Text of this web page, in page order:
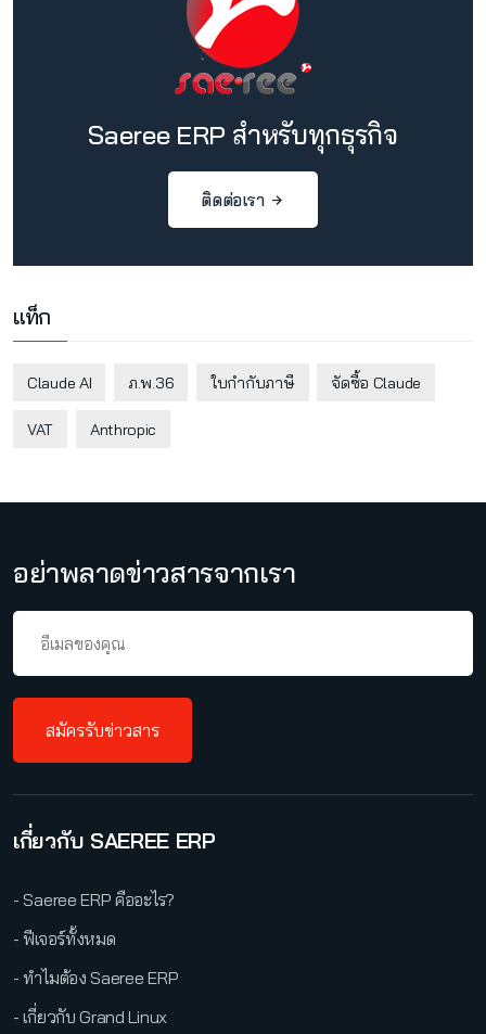
Saeree ERP สำหรับทุกธุรกิจ
ติดต่อเรา
แท็ก
Claude AI ภ.พ.36 ใบกำกับภาษี จัดซื้อ Claude
VAT Anthropic
อย่าพลาดข่าวสารจากเรา
สมัครรับข่าวสาร
เกี่ยวกับ SAEREE ERP
- Saeree ERP คืออะไร?
- ฟีเจอร์ทั้งหมด
- ทำไมต้อง Saeree ERP
- เกี่ยวกับ Grand Linux